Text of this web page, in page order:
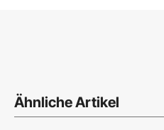
Ähnliche Artikel